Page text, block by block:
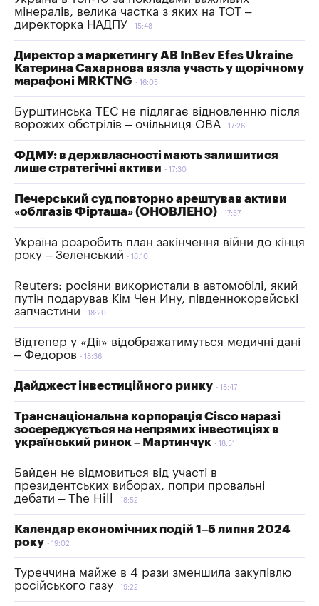
мінералів, велика частка з яких на ТОТ –
директорка НАДПУ
15:48
Директор з маркетингу AB InBev Efes Ukraine
Катерина Сахарнова вязла участь у щорічному
марафоні MRKTNG
16:05
Бурштинська ТЕС не підлягає відновленню після
ворожих обстрілів – очільниця ОВА
17:26
ФДМУ: в держвласності мають залишитися
лише стратегічні активи
17:30
Печерський суд повторно арештував активи
«облгазів Фірташа» (ОНОВЛЕНО)
17:57
Україна розробить план закінчення війни до кінця
року – Зеленський
18:10
Reuters: росіяни використали в автомобілі, який
путін подарував Кім Чен Ину, південнокорейські
запчастини
18:20
Відтепер у «Дії» відображатимуться медичні дані
– Федоров
18:36
Дайджест інвестиційного ринку 18:47
Транснаціональна корпорація Cisco наразі
зосереджується на непрямих інвестиціях в
український ринок – Мартинчук
18:51
Байден не відмовиться від участі в
президентських виборах, попри провальні
дебати – The Hill
18:52
Календар економічних подій 1–5 липня 2024
року
19:02
Туреччина майже в 4 рази зменшила закупівлю
російського газу
19:22